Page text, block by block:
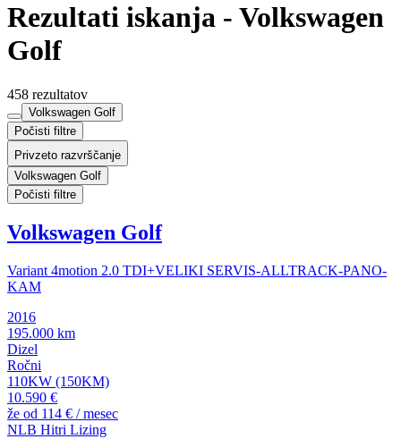
Rezultati iskanja - Volkswagen
Golf
458 rezultatov
Volkswagen Golf
Počisti filtre
Privzeto razvrščanje
Volkswagen Golf
Počisti filtre
Volkswagen Golf
Variant 4motion 2.0 TDI+VELIKI SERVIS-ALLTRACK-PANO-
KAM
2016
195.000 km
Dizel
Ročni
110KW (150KM)
10.590 €
že od 114 € / mesec
NLB Hitri Lizing